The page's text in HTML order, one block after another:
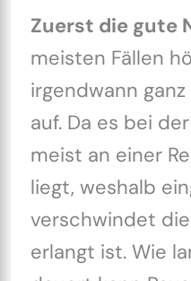
Zuerst die gute
meisten Fällen
irgendwann
auf. Da es bei
meist an einer
liegt, weshalb
verschwindet
erlangt ist. Wie